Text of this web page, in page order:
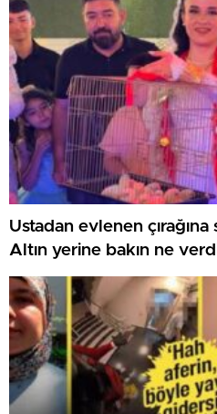
Ustadan evlenen çırağına
Altın yerine bakın ne